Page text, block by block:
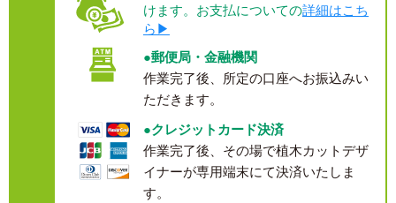
けます。お支払についての詳細はこち
ら▶
●郵便局・金融機関
作業完了後、所定の口座へお振込みい
ただきます。
●クレジットカード決済
作業完了後、その場で植木カットデザ
イナーが専用端末にて決済いたしま
す。